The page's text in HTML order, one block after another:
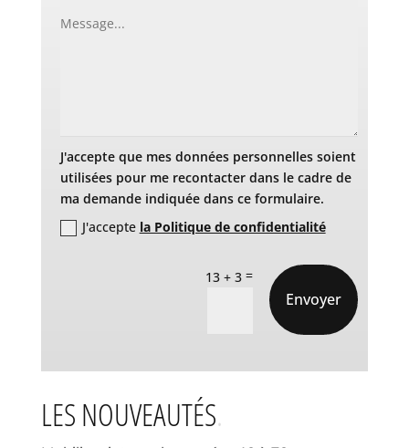
J'accepte que mes données personnelles soient
utilisées pour me recontacter dans le cadre de
ma demande indiquée dans ce formulaire.
J'accepte la Politique de confidentialité
13 + 3 =
Envoyer
LES NOUVEAUTÉS